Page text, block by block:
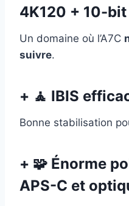
4K120 + 10-bit
Un domaine où l’A7C
suivre.
+ 🧘 IBIS
Bonne stabilisation
+ 🧩 Énorme
APS-C et